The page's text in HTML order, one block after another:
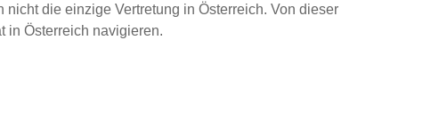
die einzige Vertretung in Österreich. Von dieser
in Österreich navigieren.